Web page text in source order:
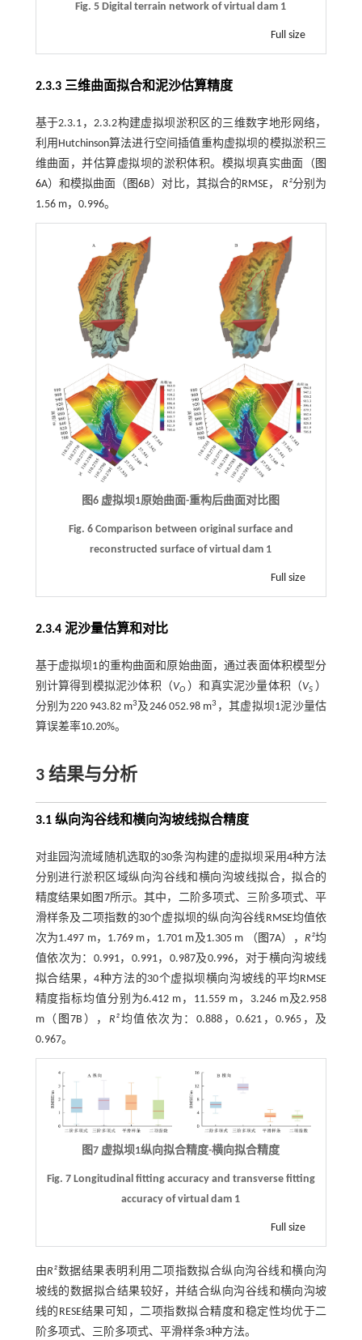
Fig. 5 Digital terrain network of virtual dam 1
Full size
2.3.3 三维曲面拟合和泥沙估算精度
基于2.3.1，2.3.2构建虚拟坝淤积区的三维数字地形网络，
利用Hutchinson算法进行空间插值重构虚拟坝的模拟淤积三
维曲面，并估算虚拟坝的淤积体积。模拟坝真实曲面（ 图
6A）和模拟曲面（ 图6B）对比，其拟合的RMSE，R²分别为
1.56 m，0.996。
图6 虚拟坝1原始曲面-重构后曲面对比图
Fig. 6 Comparison between original surface and
reconstructed surface of virtual dam 1
Full size
2.3.4 泥沙量估算和对比
基于虚拟坝1的重构曲面和原始曲面，通过表面体积模型分
别计算得到模拟泥沙体积（VO ）和真实泥沙量体积（VS ）
分别为220 943.82 m3及246 052.98 m3 ，其虚拟坝1泥沙量估
算误差率10.20%。
3 结果与分析
3.1 纵向沟谷线和横向沟坡线拟合精度
对韭园沟流域随机选取的30条沟构建的虚拟坝采用4种方法
分别进行淤积区域纵向沟谷线和横向沟坡线拟合，拟合的
精度结果如 图7所示。其中，二阶多项式、三阶多项式、平
滑样条及二项指数的30个虚拟坝的纵向沟谷线RMSE均值依
次为1.497 m，1.769 m，1.701 m及1.305 m （ 图7A），R²均
值依次为：0.991，0.991，0.987及0.996，对于横向沟坡线
拟合结果，4种方法的30个虚拟坝横向沟坡线的平均RMSE
精度指标均值分别为6.412 m，11.559 m，3.246 m及2.958
m（ 图7B），R²均值依次为：0.888，0.621，0.965，及
0.967。
图7 虚拟坝1纵向拟合精度-横向拟合精度
Fig. 7 Longitudinal fitting accuracy and transverse fitting
accuracy of virtual dam 1
Full size
由R²数据结果表明利用二项指数拟合纵向沟谷线和横向沟
坡线的数据拟合结果较好，并结合纵向沟谷线和横向沟坡
线的RESE结果可知，二项指数拟合精度和稳定性均优于二
阶多项式、三阶多项式、平滑样条3种方法。